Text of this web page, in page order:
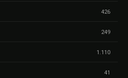
426
249
1.110
41